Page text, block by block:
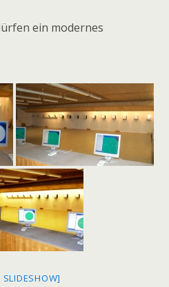
ein modernes